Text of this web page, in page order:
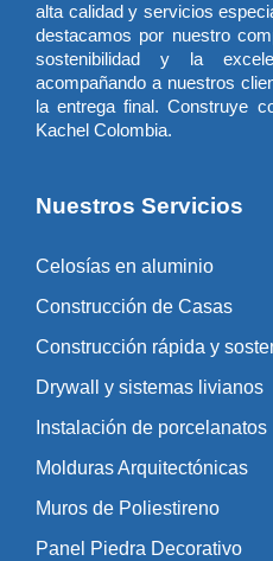
alta calidad y servicios
destacamos por nuestro
sostenibilidad y la
acompañando a nuestros
la entrega final. Construye
Kachel Colombia.
Nuestros Servicios
Celosías en aluminio
Construcción de Casas
Construcción rápida y
Drywall y sistemas livianos
Instalación de porcelanatos
Molduras Arquitectónicas
Muros de Poliestireno
Panel Piedra Decorativo